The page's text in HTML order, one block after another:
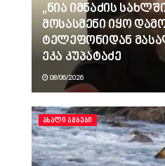
„ნია იმნაძის
მოსასმენი იყო
ტელეფონიდან
ეკა კუპატაძე
08/06/2026
ᲐᲮᲐᲚᲘ ᲐᲛᲑᲔᲑᲘ